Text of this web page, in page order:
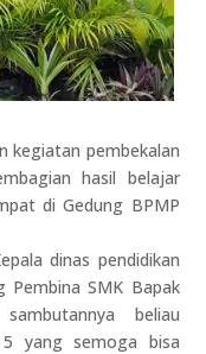
kegiatan pembekalan
hasil belajar
di Gedung BPMP
dinas pendidikan
SMK Bapak
beliau
5 yang semoga bisa